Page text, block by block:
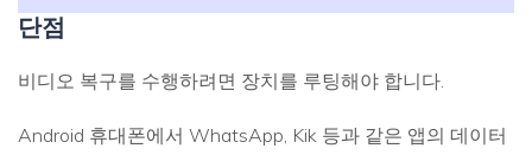
단점
비디오 복구를 수행하려면 장치를 루팅해야 합니다.
Android 휴대폰에서 WhatsApp, Kik 등과 같은 앱의 데이터